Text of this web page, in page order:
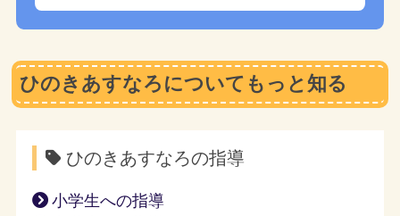
ひのきあすなろについてもっと知る
ひのきあすなろの指導
小学生への指導